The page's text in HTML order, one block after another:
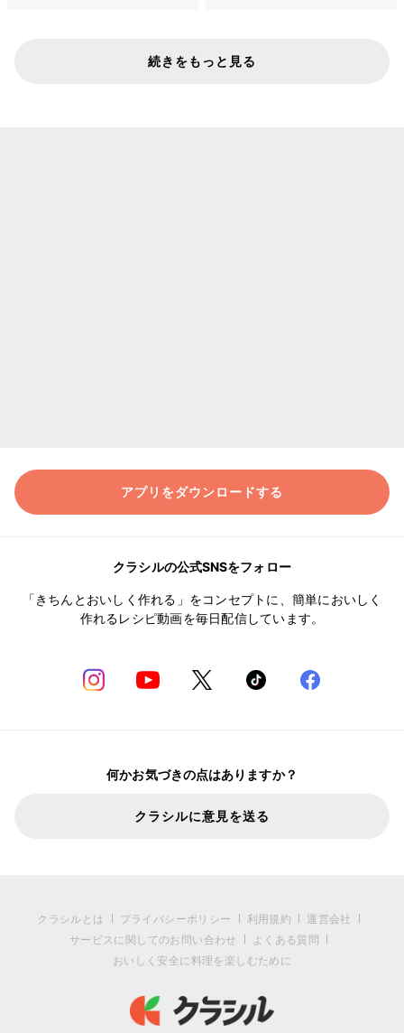
続きをもっと見る
アプリをダウンロードする
クラシルの公式SNSをフォロー
「きちんとおいしく作れる」をコンセプトに、簡単においしく
作れるレシピ動画を毎日配信しています。
何かお気づきの点はありますか？
クラシルに意見を送る
クラシルとは プライバシーポリシー 利用規約
運営会社
サービスに関してのお問い合わせ
よくある質問
おいしく安全に料理を楽しむために